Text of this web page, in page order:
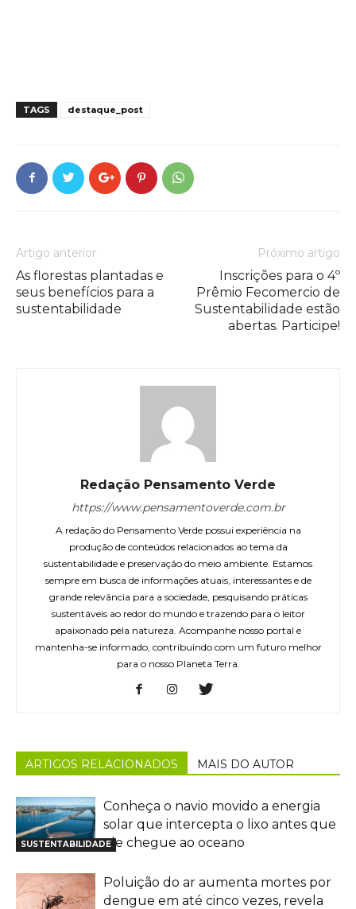
TAGS destaque_post
Artigo anterior
As florestas plantadas e
seus benefícios para a
sustentabilidade
Próximo artigo
Inscrições para o 4º
Prêmio Fecomercio de
Sustentabilidade estão
abertas. Participe!
Redação Pensamento Verde
https://www.pensamentoverde.com.br
A redação do Pensamento Verde possui experiência na
produção de conteúdos relacionados ao tema da
sustentabilidade e preservação do meio ambiente. Estamos
sempre em busca de informações atuais, interessantes e de
grande relevância para a sociedade, pesquisando práticas
sustentáveis ao redor do mundo e trazendo para o leitor
apaixonado pela natureza. Acompanhe nosso portal e
mantenha-se informado, contribuindo com um futuro melhor
para o nosso Planeta Terra.
ARTIGOS RELACIONADOS MAIS DO AUTOR
SUSTENTABILIDADE
Conheça o navio movido a energia
solar que intercepta o lixo antes que
ele chegue ao oceano
Poluição do ar aumenta mortes por
dengue em até cinco vezes, revela